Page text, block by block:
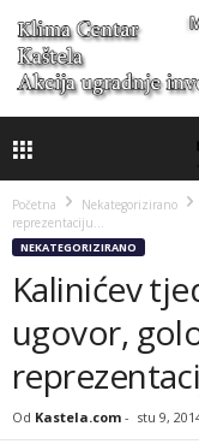
Početna Nekategorizirano
reprezentaciju…
NEKATEGORIZIRANO
Kalinićev
ugovor,
Od Kastela.com - stu 9,